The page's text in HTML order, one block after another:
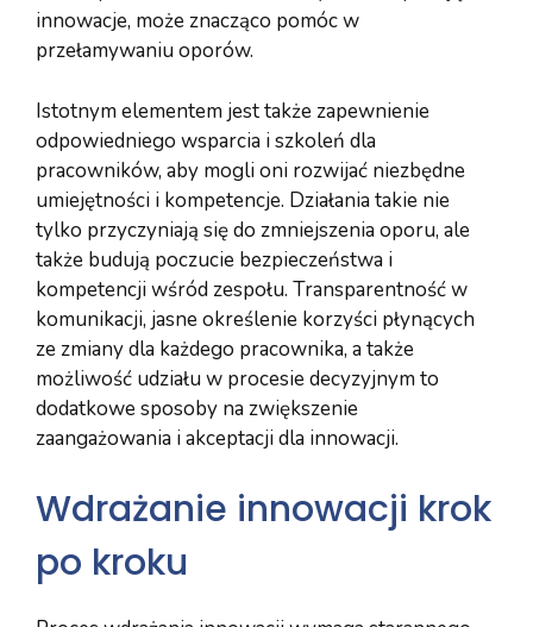
innowacje, może znacząco pomóc w
przełamywaniu oporów.
Istotnym elementem jest także zapewnienie
odpowiedniego wsparcia i szkoleń dla
pracowników, aby mogli oni rozwijać niezbędne
umiejętności i kompetencje. Działania takie nie
tylko przyczyniają się do zmniejszenia oporu, ale
także budują poczucie bezpieczeństwa i
kompetencji wśród zespołu. Transparentność w
komunikacji, jasne określenie korzyści płynących
ze zmiany dla każdego pracownika, a także
możliwość udziału w procesie decyzyjnym to
dodatkowe sposoby na zwiększenie
zaangażowania i akceptacji dla innowacji.
Wdrażanie innowacji krok
po kroku